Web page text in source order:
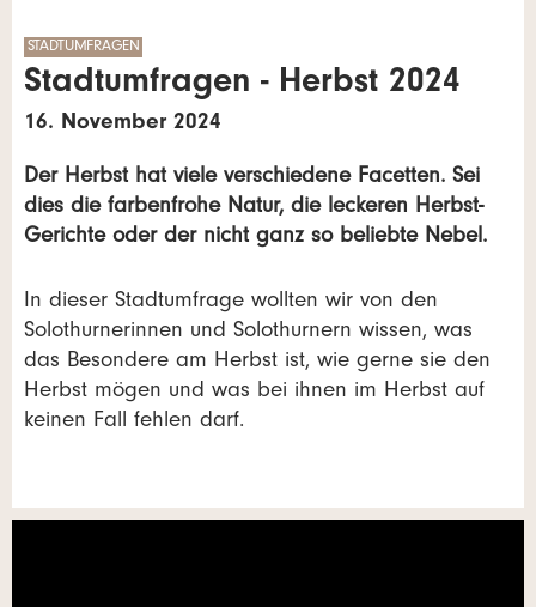
STADTUMFRAGEN
Stadtumfragen - Herbst 2024
16. November 2024
Der Herbst hat viele verschiedene Facetten. Sei
dies die farbenfrohe Natur, die leckeren Herbst-
Gerichte oder der nicht ganz so beliebte Nebel.
In dieser Stadtumfrage wollten wir von den
Solothurnerinnen und Solothurnern wissen, was
das Besondere am Herbst ist, wie gerne sie den
Herbst mögen und was bei ihnen im Herbst auf
keinen Fall fehlen darf.